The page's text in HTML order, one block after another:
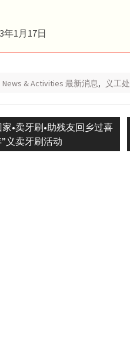
年1月17日
News & Activities 最新消息, 义工处
家•卖牙刷•助残友回乡过喜
义卖牙刷活动